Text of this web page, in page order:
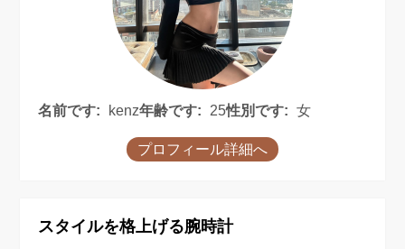
名前です: kenz年齢です: 25性別です: 女
プロフィール詳細へ
スタイルを格上げる腕時計